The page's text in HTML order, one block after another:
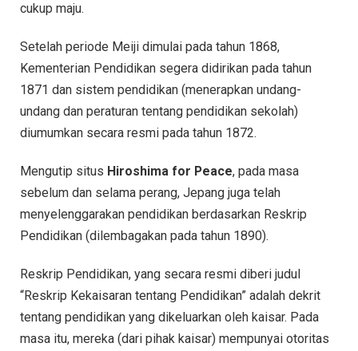
cukup maju.
Setelah periode Meiji dimulai pada tahun 1868,
Kementerian Pendidikan segera didirikan pada tahun
1871 dan sistem pendidikan (menerapkan undang-
undang dan peraturan tentang pendidikan sekolah)
diumumkan secara resmi pada tahun 1872.
Mengutip situs Hiroshima for Peace, pada masa
sebelum dan selama perang, Jepang juga telah
menyelenggarakan pendidikan berdasarkan Reskrip
Pendidikan (dilembagakan pada tahun 1890).
Reskrip Pendidikan, yang secara resmi diberi judul
“Reskrip Kekaisaran tentang Pendidikan” adalah dekrit
tentang pendidikan yang dikeluarkan oleh kaisar. Pada
masa itu, mereka (dari pihak kaisar) mempunyai otoritas